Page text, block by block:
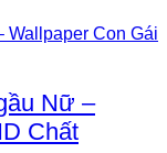
Nữ –
Chất